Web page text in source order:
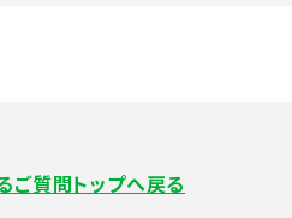
ご質問トップへ戻る